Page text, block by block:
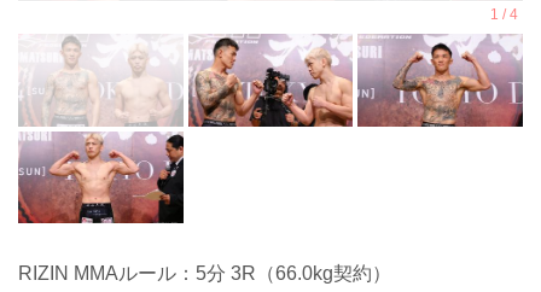
RIZIN MMAルール：5分 3R（66.0kg契約）